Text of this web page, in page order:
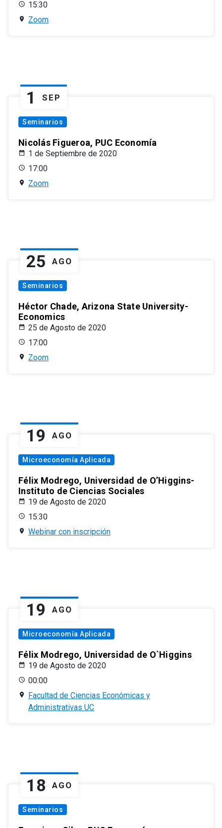
15:30
Zoom
1 SEP
Seminarios
Nicolás Figueroa, PUC Economía
1 de Septiembre de 2020
17:00
Zoom
25 AGO
Seminarios
Héctor Chade, Arizona State University-
Economics
25 de Agosto de 2020
17:00
Zoom
19 AGO
Microeconomía Aplicada
Félix Modrego, Universidad de O’Higgins-
Instituto de Ciencias Sociales
19 de Agosto de 2020
15:30
Webinar con inscripción
19 AGO
Microeconomía Aplicada
Félix Modrego, Universidad de O`Higgins
19 de Agosto de 2020
00:00
Facultad de Ciencias Económicas y
Administrativas UC
18 AGO
Seminarios